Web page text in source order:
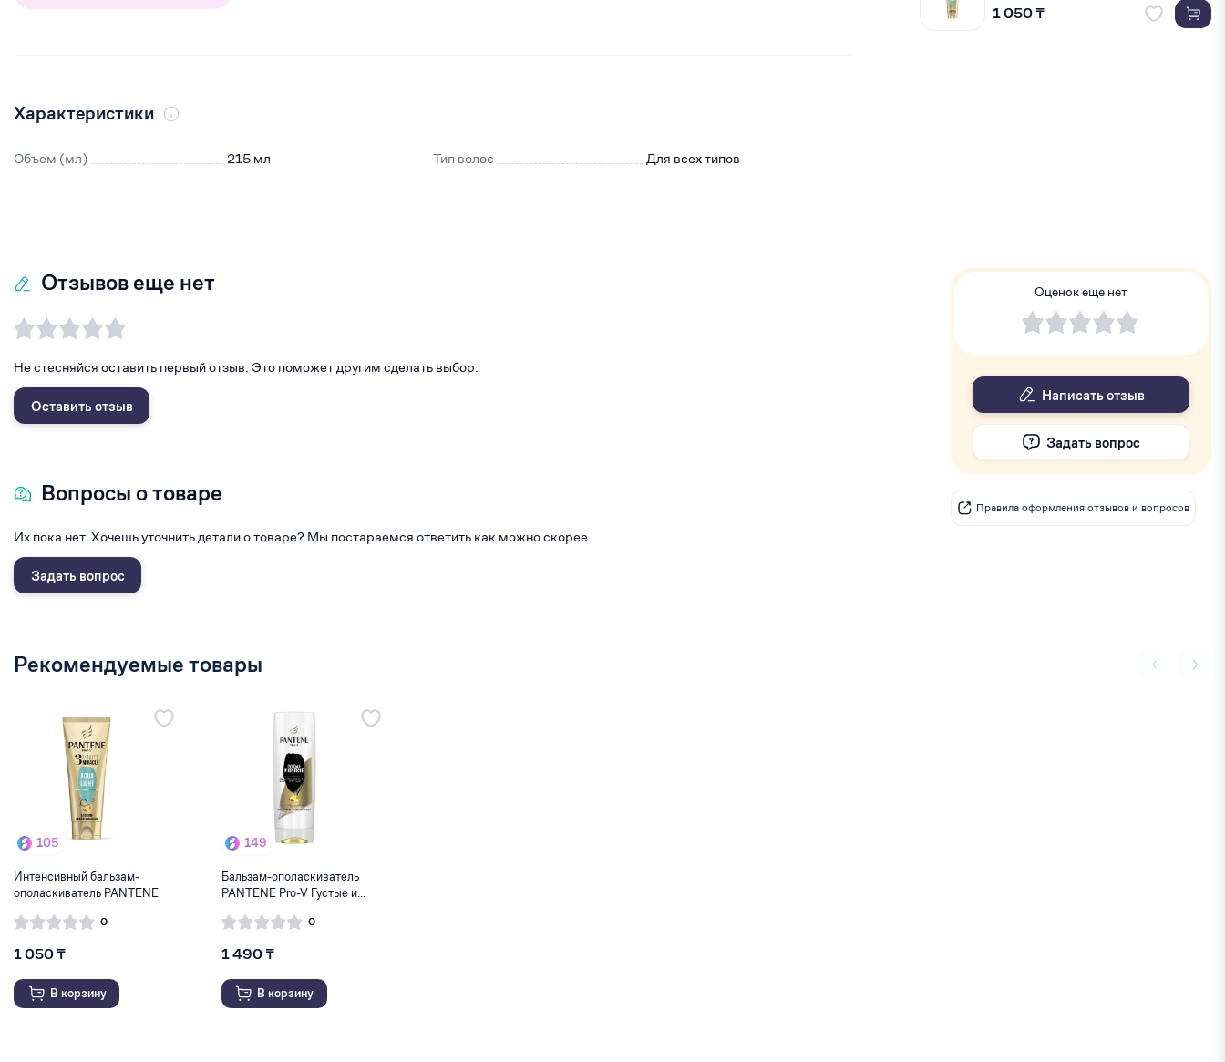
Характеристики
Объем (мл) 215 мл Тип волос Для всех типов
1 050 ₸
Отзывов еще нет
Не стесняйся оставить первый отзыв. Это поможет другим сделать выбор.
Оставить отзыв
Вопросы о товаре
Их пока нет. Хочешь уточнить детали о товаре? Мы постараемся ответить как можно скорее.
Задать вопрос
Оценок еще нет
Написать отзыв
Задать вопрос
Правила оформления отзывов и вопросов
Рекомендуемые товары
105
Интенсивный бальзам-
ополаскиватель PANTENE
0
1 050 ₸
В корзину
149
Бальзам-ополаскиватель
PANTENE Pro-V Густые и...
0
1 490 ₸
В корзину